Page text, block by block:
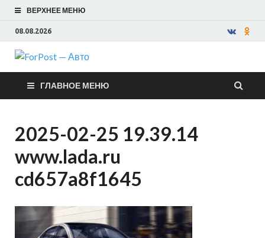
ВЕРХНЕЕ МЕНЮ
08.08.2026
ForPost —
Авто
ГЛАВНОЕ МЕНЮ
2025-02-25 19.39.14
www.lada.ru
cd657a8f1645